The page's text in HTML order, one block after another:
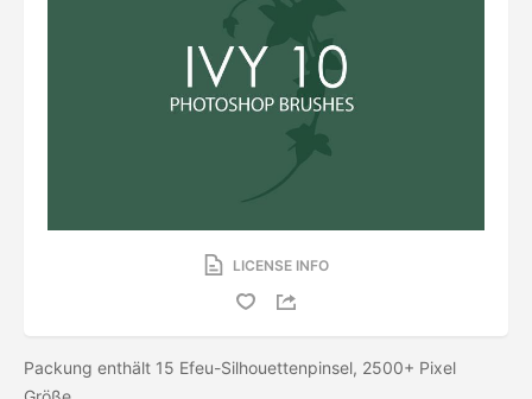
LICENSE INFO
Packung enthält 15 Efeu-Silhouettenpinsel, 2500+ Pixel